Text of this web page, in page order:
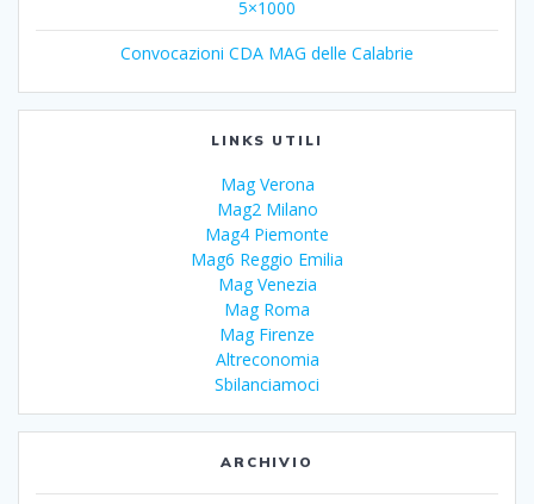
5×1000
Convocazioni CDA MAG delle Calabrie
LINKS UTILI
Mag Verona
Mag2 Milano
Mag4 Piemonte
Mag6 Reggio Emilia
Mag Venezia
Mag Roma
Mag Firenze
Altreconomia
Sbilanciamoci
ARCHIVIO